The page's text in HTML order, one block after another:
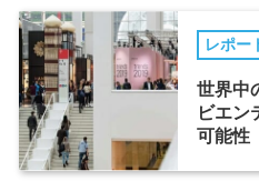
COLUMN
コラム レポー
世界中
ビエン
可能性